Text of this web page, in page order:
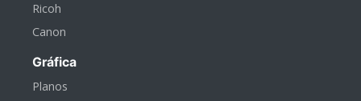
Ricoh
Canon
Gráfica
Planos